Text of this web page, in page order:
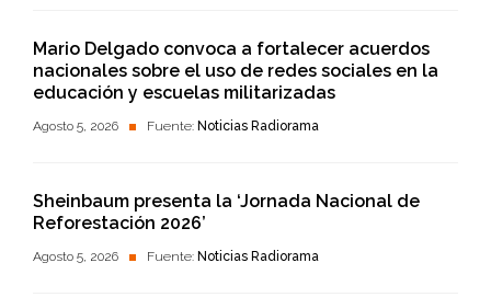
Mario Delgado convoca a fortalecer acuerdos
nacionales sobre el uso de redes sociales en la
educación y escuelas militarizadas
Agosto 5, 2026 Fuente: Noticias Radiorama
Sheinbaum presenta la ‘Jornada Nacional de
Reforestación 2026’
Agosto 5, 2026 Fuente: Noticias Radiorama